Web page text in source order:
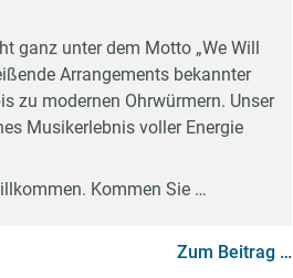
ganz unter dem Motto „We Will
Arrangements bekannter
zu modernen Ohrwürmern. Unser
Musikerlebnis voller Energie
Kommen Sie …
Zum Beitrag …